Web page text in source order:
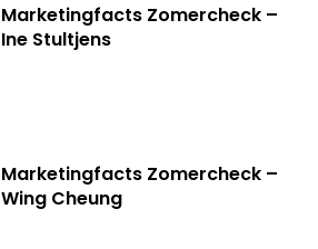
Marketingfacts Zomercheck –
Ine Stultjens
Marketingfacts Zomercheck –
Wing Cheung